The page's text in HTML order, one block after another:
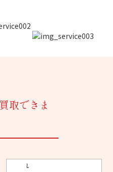
買取できま